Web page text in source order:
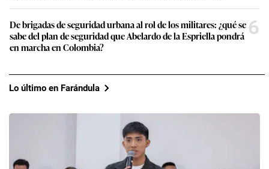
De brigadas de seguridad urbana al rol de los militares: ¿qué se
sabe del plan de seguridad que Abelardo de la Espriella pondrá
en marcha en Colombia?
6
Lo último en Farándula